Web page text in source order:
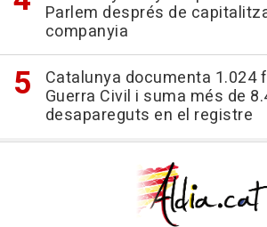
Parlem després de
companyia
Catalunya documenta 1.024
Guerra Civil i suma més de
desapareguts en el registre